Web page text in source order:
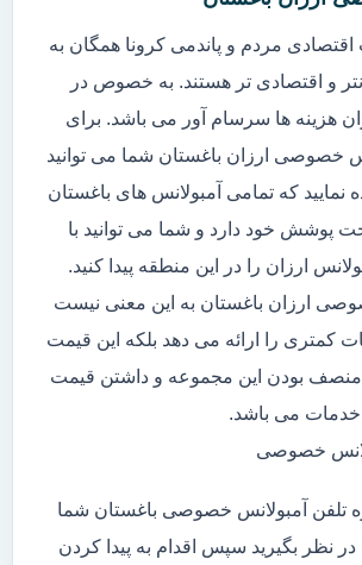
مردم و پاندمی کرونا همگان به
و اقتصادی تر هستند. به خصوص در
هزینه ها سرسام آور می باشد. برای
خصوصی ارزان باغستان شما می توانید
نمایید که تمامی آمبولانس های باغستان
پوشش خود دارد و شما می توانید با
ارزان را در این منطقه پیدا کنید.
ارزان باغستان به این معنی نیست
کمتری را ارائه می دهد بلکه این قیمت
منصف بودن این مجموعه و داشتن قیمت
خدمات می باشد.
خصوصی
تلفن آمبولانس خصوصی باغستان شما
در نظر بگیرید سپس اقدام به پیدا کردن